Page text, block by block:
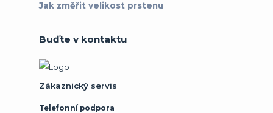
Jak změřit velikost prstenu
Buďte v kontaktu
Zákaznický servis
Telefonní podpora